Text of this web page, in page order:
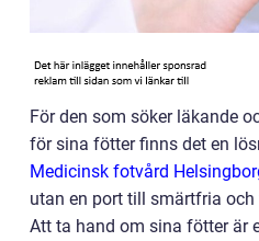
För den som söker läkande
för sina fötter finns det en
Medicinsk fotvård
utan en port till smärtfria
Att ta hand om sina fötter är